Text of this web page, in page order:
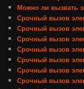
Можно ли вызвать
Срочный вызов
Срочный вызов
Срочный вызов
Срочный вызов
Срочный вызов
Срочный вызов
Срочный вызов